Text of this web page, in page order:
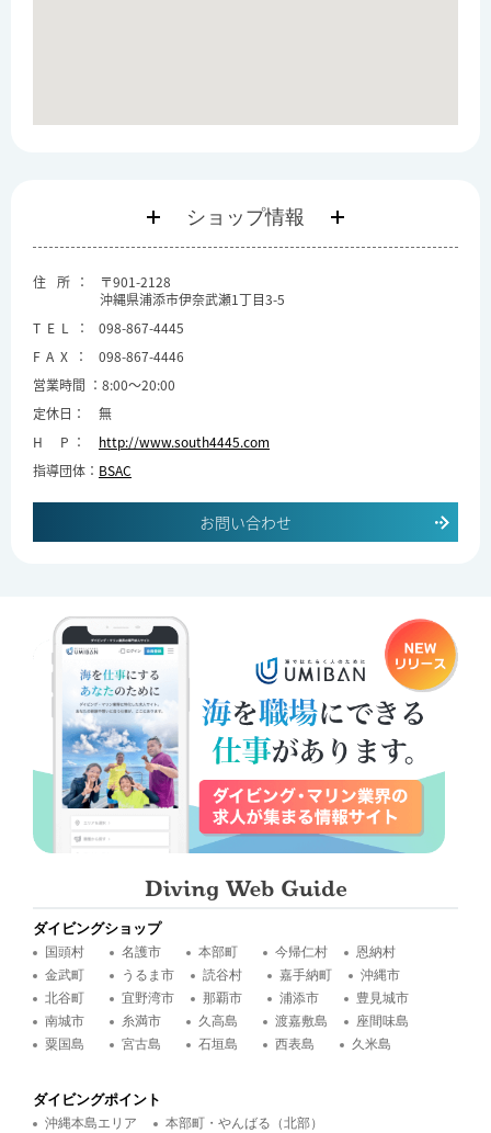
ショップ情報
住所
〒901-2128
沖縄県浦添市伊奈武瀬1丁目3-5
TEL
098-867-4445
FAX
098-867-4446
営業時間
8:00〜20:00
定休日
無
HP
http://www.south4445.com
指導団体
BSAC
お問い合わせ
ダイビングショップ
国頭村 名護市 本部町 今帰仁村
恩納村
金武町
うるま市 読谷村 嘉手納町
沖縄市
北谷町
宜野湾市 那覇市 浦添市
豊見城市
南城市
糸満市 久高島 渡嘉敷島
座間味島
粟国島
宮古島 石垣島 西表島 久米島
ダイビングポイント
沖縄本島エリア 本部町・やんばる（北部）